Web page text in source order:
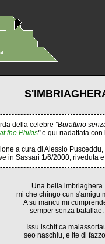
della celebre "Burattino
the Phikis"e qui riadattata con
a cura di Alessio
in Sassari 1/6/2000, riveduta
Una bella imbriaghera
mi che chingo cun s'amigu
A su mancu mi
semper senza batallae.
Issu ischit ca
seo naschiu, e ite di